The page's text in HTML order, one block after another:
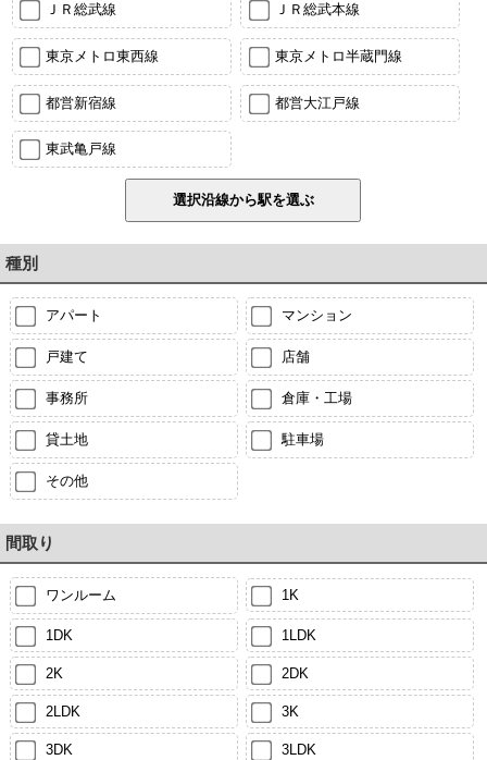
ＪＲ総武線 ＪＲ総武本線
東京メトロ東西線 東京メトロ半蔵門線
都営新宿線 都営大江戸線
東武亀戸線
種別
アパート マンション
戸建て 店舗
事務所 倉庫・工場
貸土地 駐車場
その他
間取り
ワンルーム 1K
1DK 1LDK
2K 2DK
2LDK 3K
3DK 3LDK